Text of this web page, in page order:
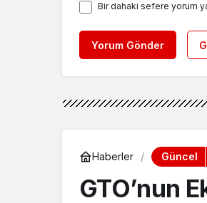
Bir dahaki sefere yorum
Yorum Gönder
Haberler Güncel
GTO’nun